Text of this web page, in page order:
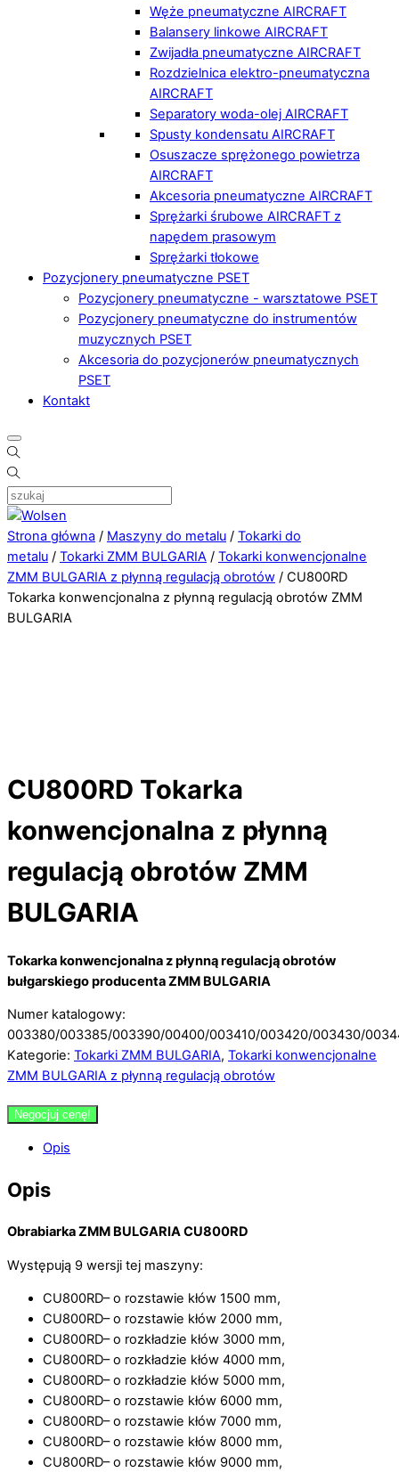
Węże pneumatyczne AIRCRAFT
Balansery linkowe AIRCRAFT
Zwijadła pneumatyczne AIRCRAFT
Rozdzielnica elektro-pneumatyczna
AIRCRAFT
Separatory woda-olej AIRCRAFT
Spusty kondensatu AIRCRAFT
Osuszacze sprężonego powietrza
AIRCRAFT
Akcesoria pneumatyczne AIRCRAFT
Sprężarki śrubowe AIRCRAFT z
napędem prasowym
Sprężarki tłokowe
Pozycjonery pneumatyczne PSET
Pozycjonery pneumatyczne - warsztatowe PSET
Pozycjonery pneumatyczne do instrumentów
muzycznych PSET
Akcesoria do pozycjonerów pneumatycznych
PSET
Kontakt
Strona główna / Maszyny do metalu / Tokarki do
metalu / Tokarki ZMM BULGARIA / Tokarki konwencjonalne
ZMM BULGARIA z płynną regulacją obrotów / CU800RD
Tokarka konwencjonalna z płynną regulacją obrotów ZMM
BULGARIA
CU800RD Tokarka
konwencjonalna z płynną
regulacją obrotów ZMM
BULGARIA
Tokarka konwencjonalna z płynną regulacją obrotów
bułgarskiego producenta ZMM BULGARIA
Numer katalogowy:
003380/003385/003390/00400/003410/003420/003430/
Kategorie: Tokarki ZMM BULGARIA, Tokarki konwencjonalne
ZMM BULGARIA z płynną regulacją obrotów
Negocjuj cenę!
Opis
Opis
Obrabiarka ZMM BULGARIA CU800RD
Występują 9 wersji tej maszyny:
CU800RD– o rozstawie kłów 1500 mm,
CU800RD– o rozstawie kłów 2000 mm,
CU800RD– o rozkładzie kłów 3000 mm,
CU800RD– o rozkładzie kłów 4000 mm,
CU800RD– o rozkładzie kłów 5000 mm,
CU800RD– o rozstawie kłów 6000 mm,
CU800RD– o rozstawie kłów 7000 mm,
CU800RD– o rozstawie kłów 8000 mm,
CU800RD– o rozstawie kłów 9000 mm,